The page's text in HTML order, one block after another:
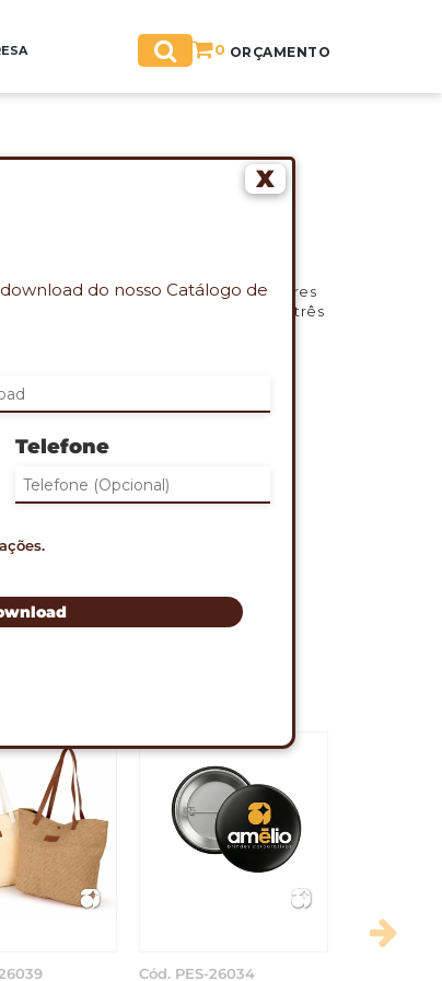
do nosso Catálogo de
Telefone
X
0 ORÇAMENTO
com fechamento em zíper
e bolso dedicado a objetos menores
diferentes, bolso em tela de nylon e três
ORÇAMENTO:
quantidade)
PELO WHATSAPP
Cód. PES-57045